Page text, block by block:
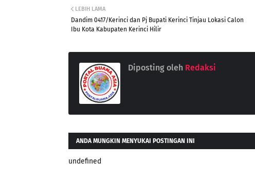
LEBIH LAMA
Dandim 0417/Kerinci dan Pj Bupati Kerinci Tinjau Lokasi Calon
Ibu Kota Kabupaten Kerinci Hilir
Diposting oleh Redaksi
ANDA MUNGKIN MENYUKAI POSTINGAN INI
undefined